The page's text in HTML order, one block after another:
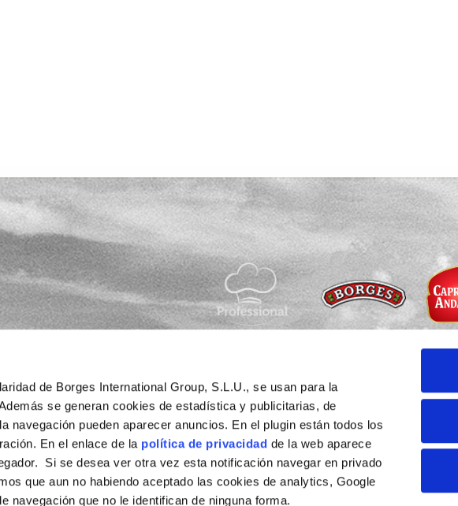
de Borges International Group, S.L.U., se usan para la
se generan cookies de estadística y publicitarias, de
navegación pueden aparecer anuncios. En el plugin están todos los
En el enlace de la política de privacidad de la web aparece
Si se desea ver otra vez esta notificación navegar en privado
que aun no habiendo aceptado las cookies de analytics, Google
navegación que no le identifican de ninguna forma.
del
Copyright ©
Política de